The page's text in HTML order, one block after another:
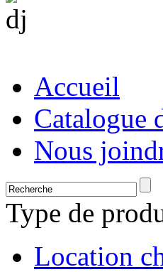
Accueil
Catalogue
Nous
Type de
Location